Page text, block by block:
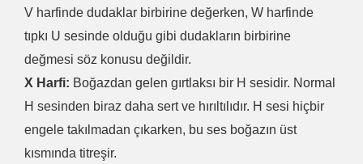
V harfinde dudaklar birbirine değerken, W harfinde
tıpkı U sesinde olduğu gibi dudakların birbirine
değmesi söz konusu değildir.
X Harfi: Boğazdan gelen gırtlaksı bir H sesidir. Normal
H sesinden biraz daha sert ve hırıltılıdır. H sesi hiçbir
engele takılmadan çıkarken, bu ses boğazın üst
kısmında titreşir.